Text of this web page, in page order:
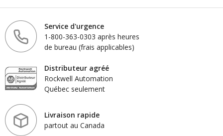
Service d'urgence
1-800-363-0303 après heures
de bureau (frais applicables)
Distributeur agréé
Rockwell Automation
Québec seulement
Livraison rapide
partout au Canada